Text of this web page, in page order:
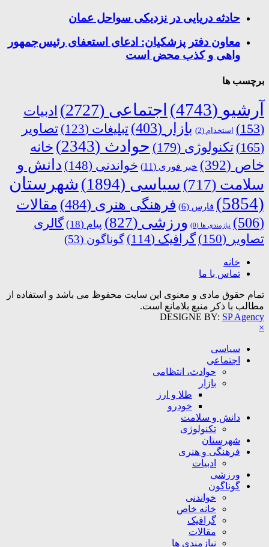
حادثه دریایی در نزدیکی سواحل عمان
معاون دفتر پزشکیان: ادعای استعفای رئیس‌جمهور
واهی و کذب محض است
برچسب ها
آرشیو (4743) اجتماعی (2727)
ادبیات
(153)
استخدام (2) بازار (403) تبلیغات (123)
تصاویر
(165)
تکنولوژی (179) حوادث (2343)
خانه
خاص (392) خبر فوری (11) خواندنی (148)
دانش و
سلامت (717) سیاسی (1894)
شهرستان
(5854)
فارس (6) فرهنگی هنری (484)
مقالات
(506)
نیازمندی ها (0) ورزشی (827) پیام (18)
گالری
تصاویر (150) گرافیک (114) گوناگون (53)
خانه
تماس با ما
تمام حقوق مادی و معنوی این سایت محفوظ می باشد و استفاده از
مطالب با ذکر منبع بلامانع است.
DESIGNE BY: SP Agency
×
سیاسی
اجتماعی
حوادث، انتظامی
بازار
طلا و ارز
خودرو
دانش و سلامت
تکنولوژی
شهرستان
فرهنگی و هنری
ادبیات
ورزشی
گوناگون
خواندنی
خانه خاص
گرافیک
مقالات
نیازمندی ها